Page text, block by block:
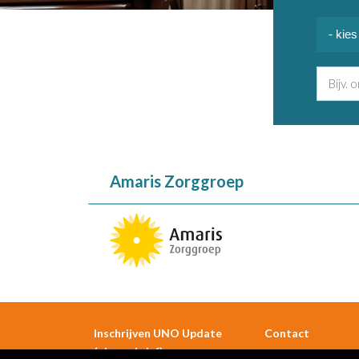
Amaris Zorggroep
Inschrijven UNO Update
(nieuwsbrief)
Contact
De Boelelaan 1109